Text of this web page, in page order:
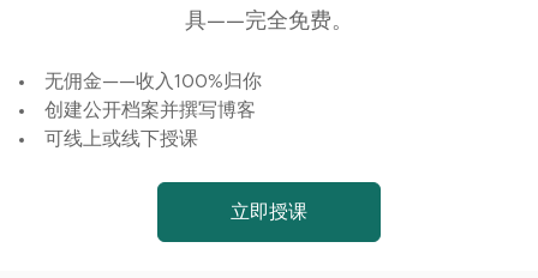
具——完全免费。
无佣金——收入100%归你
创建公开档案并撰写博客
可线上或线下授课
立即授课